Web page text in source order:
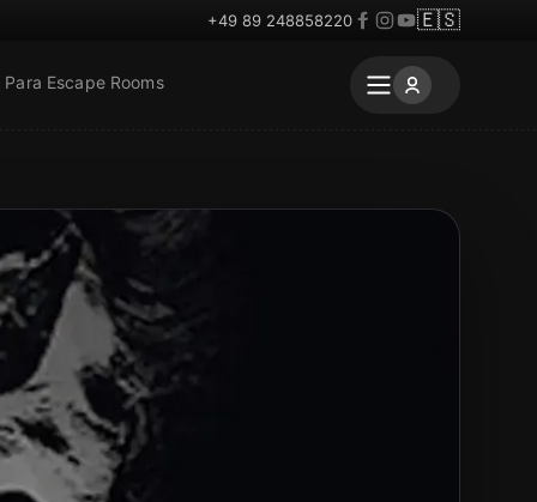
+49 89 248858220 🇪🇸
Para Escape Rooms